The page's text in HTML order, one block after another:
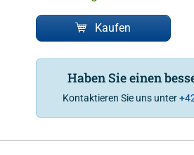
Kaufen
Haben Sie einen
Kontaktieren Sie uns unter